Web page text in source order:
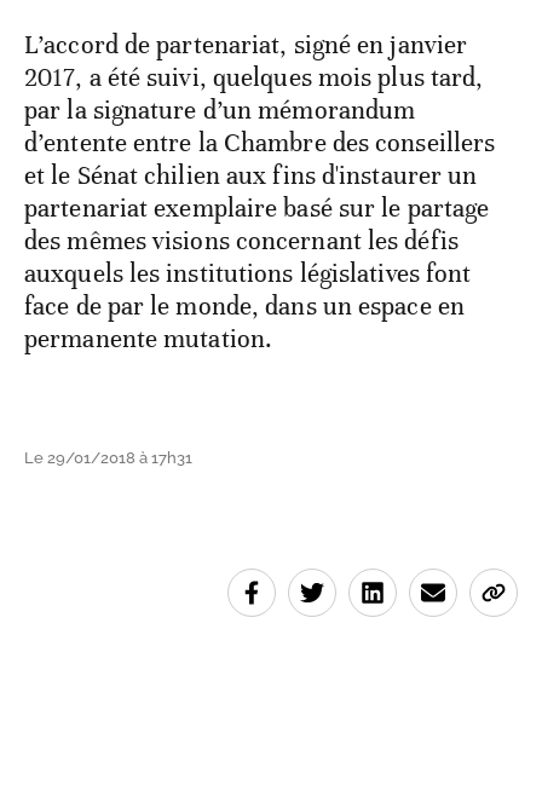
L’accord de partenariat, signé en janvier
2017, a été suivi, quelques mois plus tard,
par la signature d’un mémorandum
d’entente entre la Chambre des conseillers
et le Sénat chilien aux fins d'instaurer un
partenariat exemplaire basé sur le partage
des mêmes visions concernant les défis
auxquels les institutions législatives font
face de par le monde, dans un espace en
permanente mutation.
Le 29/01/2018 à 17h31